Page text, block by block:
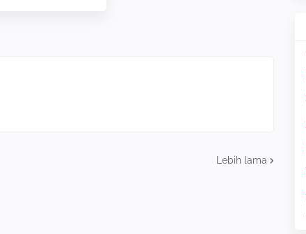
Lebih lama